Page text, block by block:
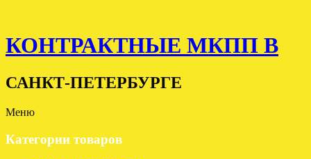
КОНТРАКТНЫЕ МКПП В
САНКТ-ПЕТЕРБУРГЕ
Меню
Категории товаров